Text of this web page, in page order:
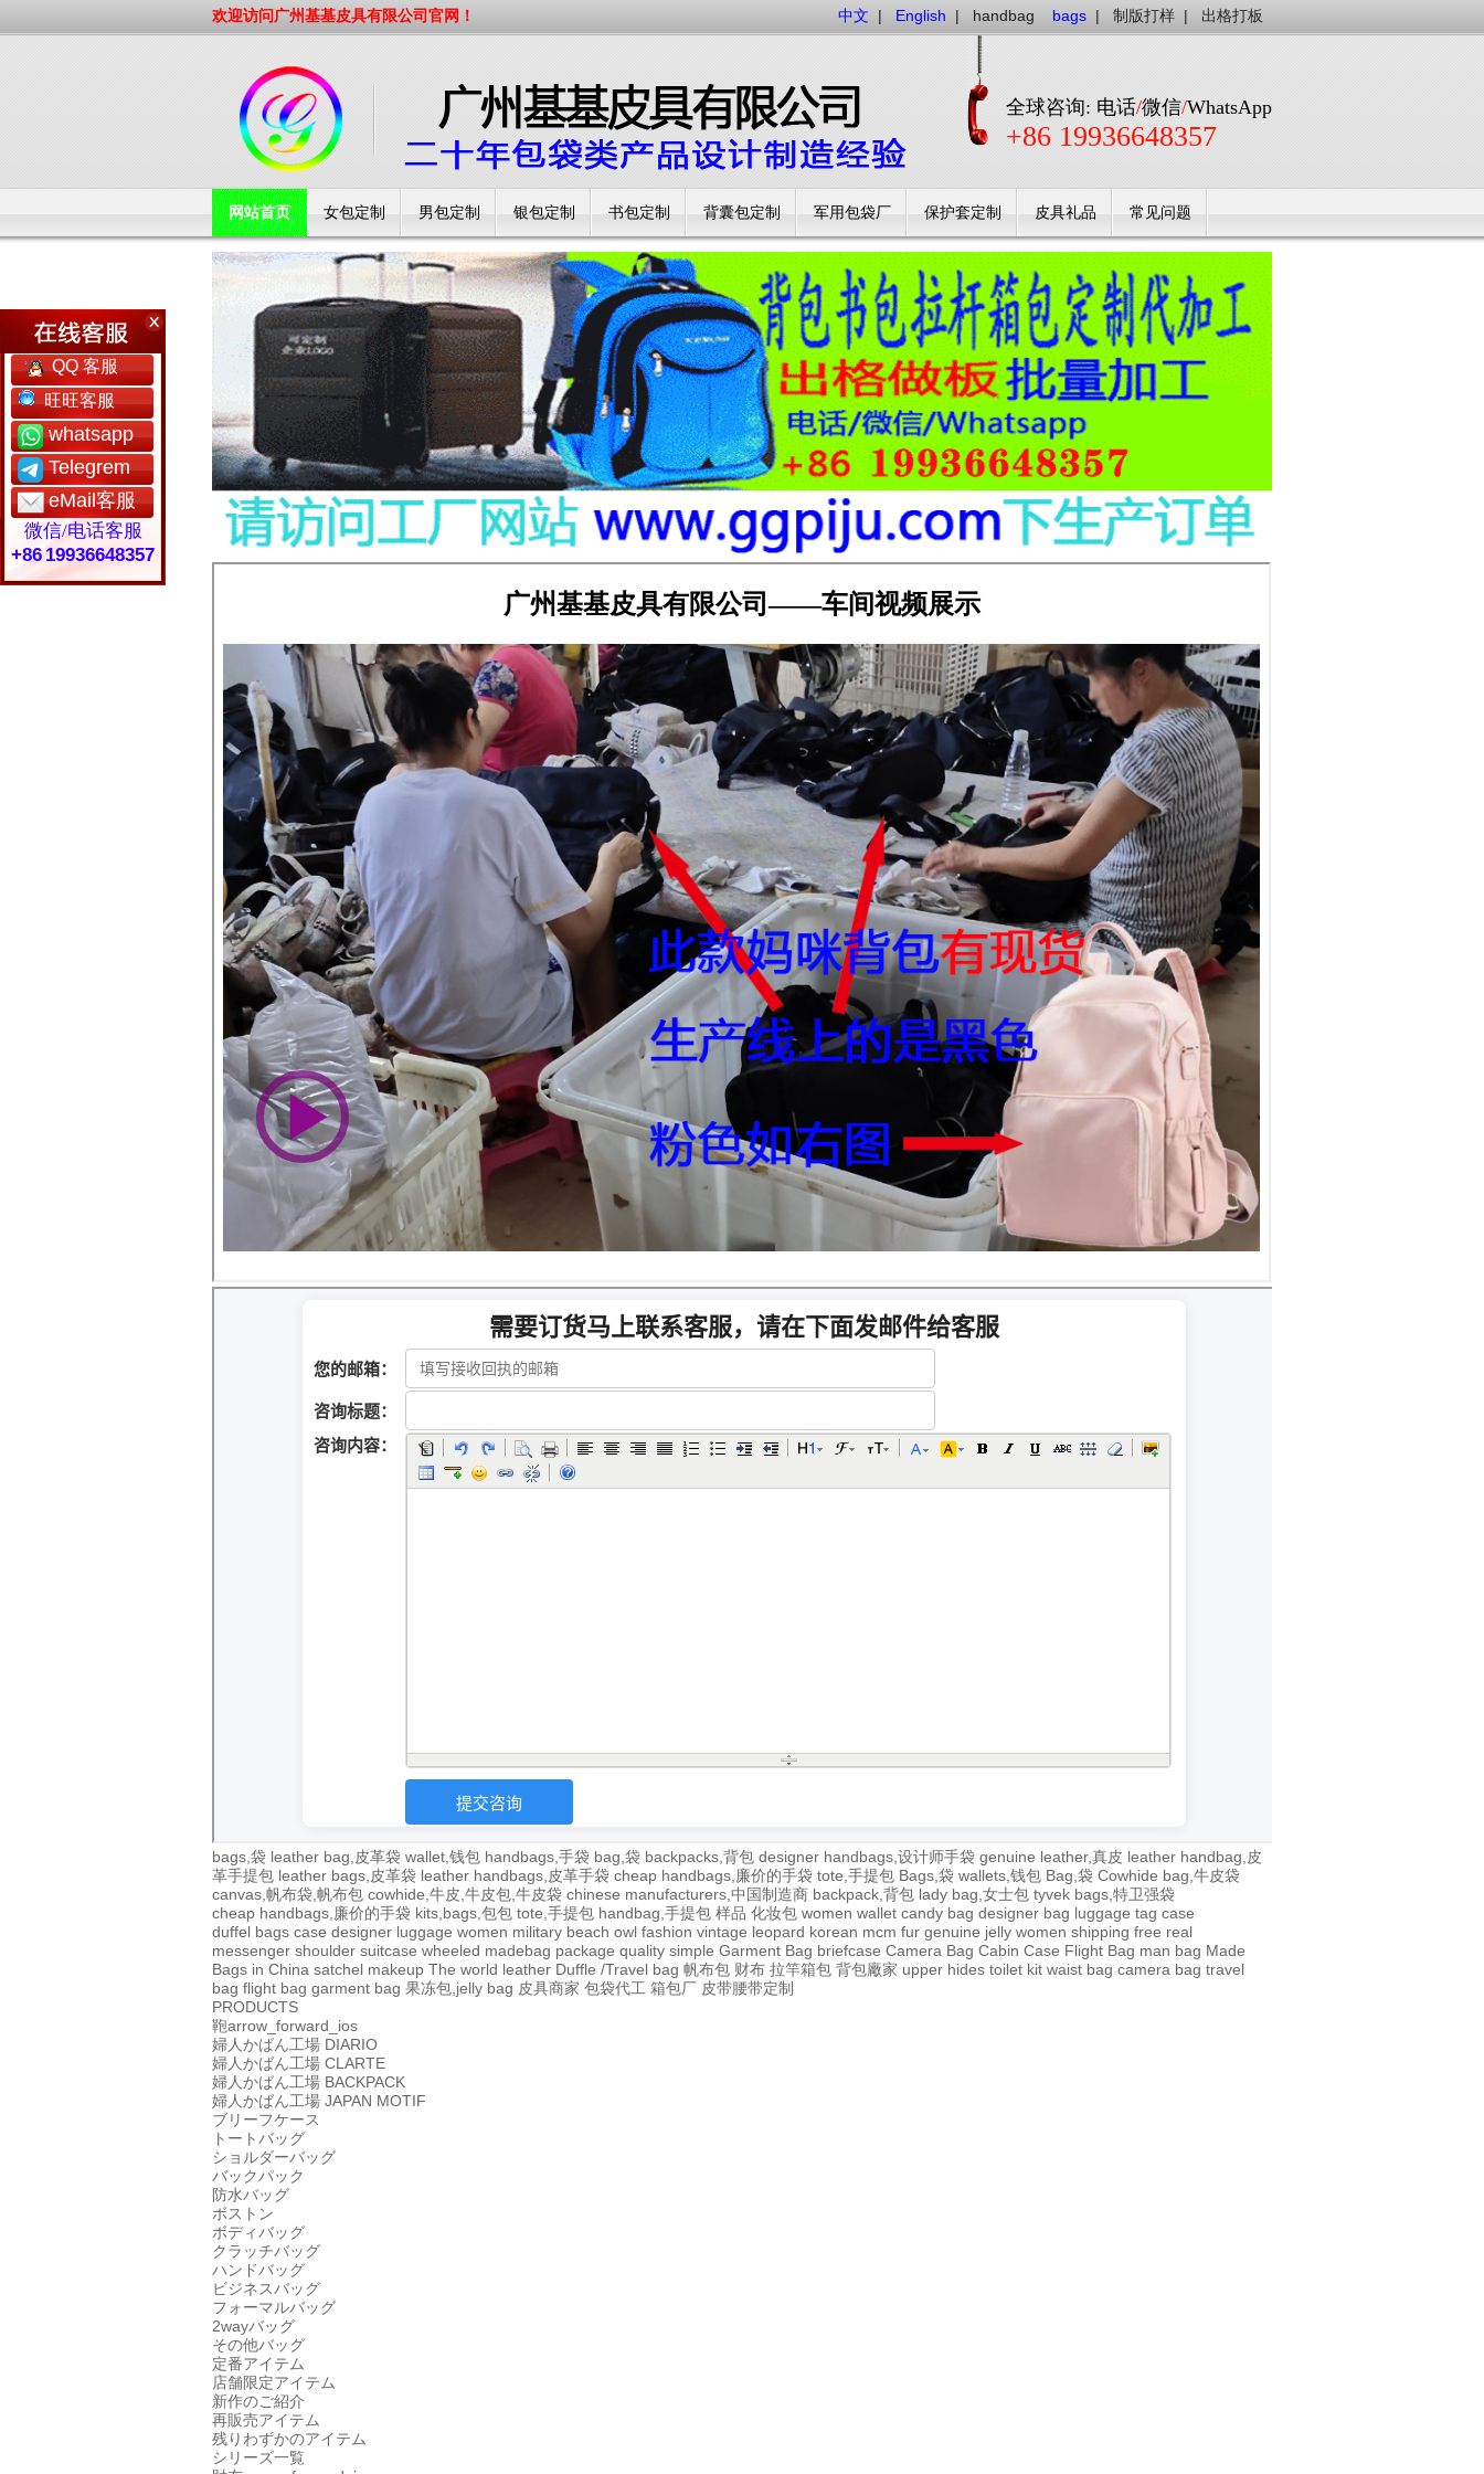
欢迎访问广州基基皮具有限公司官网！ 中文 | English | handbag bags | 制版打样 | 出格打板
全球咨询: 电话/微信/WhatsApp
+86 19936648357
网站首页 女包定制 男包定制 银包定制 书包定制 背囊包定制 军用包袋厂 保护套定制 皮具礼品 常见问题
工厂简介
bags,袋 leather bag,皮革袋 wallet,钱包 handbags,手袋 bag,袋 backpacks,背包 designer handbags,设计师手袋 genuine leather,真皮 leather handbag,皮
革手提包 leather bags,皮革袋 leather handbags,皮革手袋 cheap handbags,廉价的手袋 tote,手提包 Bags,袋 wallets,钱包 Bag,袋 Cowhide bag,牛皮袋
canvas,帆布袋,帆布包 cowhide,牛皮,牛皮包,牛皮袋 chinese manufacturers,中国制造商 backpack,背包 lady bag,女士包 tyvek bags,特卫强袋
cheap handbags,廉价的手袋 kits,bags,包包 tote,手提包 handbag,手提包 样品 化妆包 women wallet candy bag designer bag luggage tag case
duffel bags case designer luggage women military beach owl fashion vintage leopard korean mcm fur genuine jelly women shipping free real
messenger shoulder suitcase wheeled madebag package quality simple Garment Bag briefcase Camera Bag Cabin Case Flight Bag man bag Made
Bags in China satchel makeup The world leather Duffle /Travel bag 帆布包 财布 拉竿箱包 背包廠家 upper hides toilet kit waist bag camera bag travel
bag flight bag garment bag 果冻包,jelly bag 皮具商家 包袋代工 箱包厂 皮带腰带定制
PRODUCTS
鞄arrow_forward_ios
婦人かばん工場 DIARIO
婦人かばん工場 CLARTE
婦人かばん工場 BACKPACK
婦人かばん工場 JAPAN MOTIF
ブリーフケース
トートバッグ
ショルダーバッグ
バックパック
防水バッグ
ボストン
ボディバッグ
クラッチバッグ
ハンドバッグ
ビジネスバッグ
フォーマルバッグ
2wayバッグ
その他バッグ
定番アイテム
店舗限定アイテム
新作のご紹介
再販売アイテム
残りわずかのアイテム
シリーズ一覧
QQ 客服
旺旺客服
whatsapp
Telegrem
eMail客服
微信/电话客服
+86 19936648357